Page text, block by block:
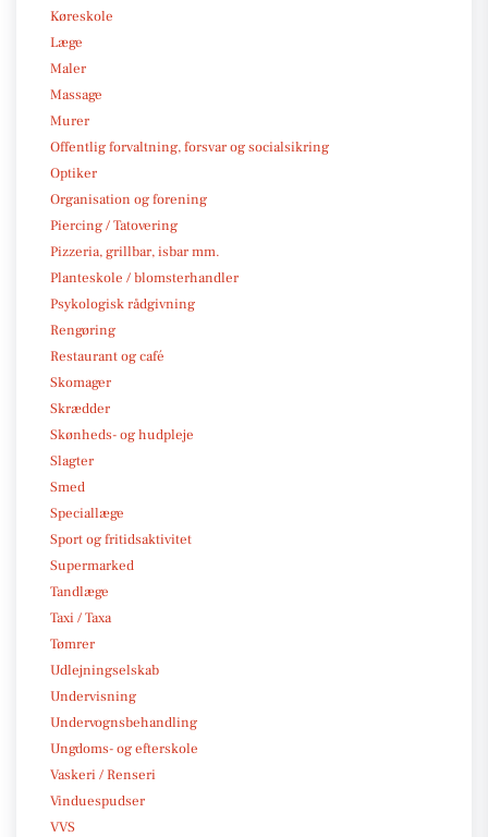
Køreskole
Læge
Maler
Massage
Murer
Offentlig forvaltning, forsvar og socialsikring
Optiker
Organisation og forening
Piercing / Tatovering
Pizzeria, grillbar, isbar mm.
Planteskole / blomsterhandler
Psykologisk rådgivning
Rengøring
Restaurant og café
Skomager
Skrædder
Skønheds- og hudpleje
Slagter
Smed
Speciallæge
Sport og fritidsaktivitet
Supermarked
Tandlæge
Taxi / Taxa
Tømrer
Udlejningselskab
Undervisning
Undervognsbehandling
Ungdoms- og efterskole
Vaskeri / Renseri
Vinduespudser
VVS